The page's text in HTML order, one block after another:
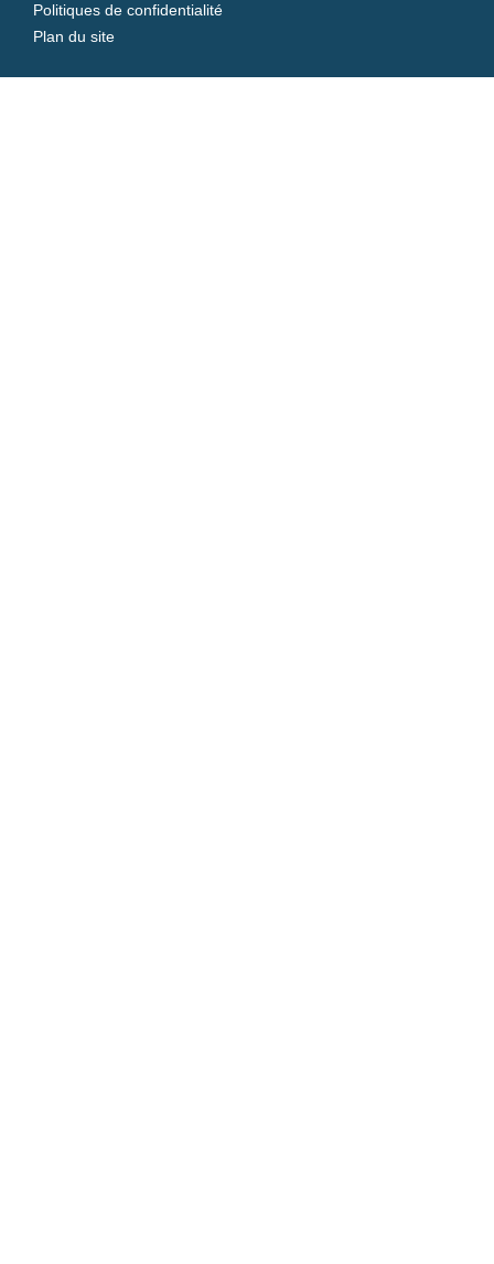
Politiques de confidentialité
Plan du site